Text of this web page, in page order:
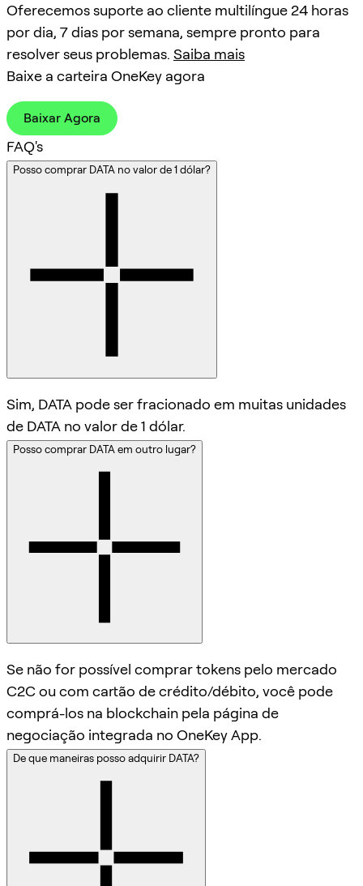
Oferecemos suporte ao cliente multilíngue 24 horas
por dia, 7 dias por semana, sempre pronto para
resolver seus problemas. Saiba mais
Baixe a carteira OneKey agora
Baixar Agora
FAQ's
Posso comprar DATA no valor de 1 dólar?
Sim, DATA pode ser fracionado em muitas unidades
de DATA no valor de 1 dólar.
Posso comprar DATA em outro lugar?
Se não for possível comprar tokens pelo mercado
C2C ou com cartão de crédito/débito, você pode
comprá-los na blockchain pela página de
negociação integrada no OneKey App.
De que maneiras posso adquirir DATA?